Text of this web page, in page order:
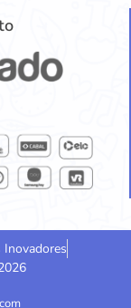
Inovadores